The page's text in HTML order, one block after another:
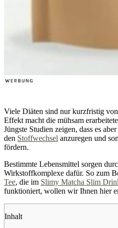
Viele Diäten sind nur kurzfristig
Effekt macht die mühsam
Jüngste Studien zeigen, dass es
den Stoffwechsel anzuregen und
fördern.
Bestimmte Lebensmittel sorgen
Wirkstoffkomplexe dafür. So zum
Tee, die im Slimy Matcha Slim
funktioniert, wollen wir Ihnen hier
Inhalt